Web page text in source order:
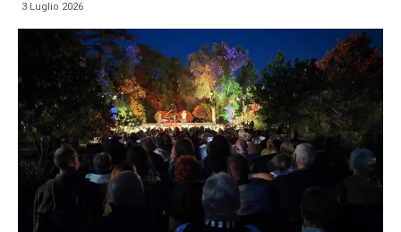
3 Luglio 2026